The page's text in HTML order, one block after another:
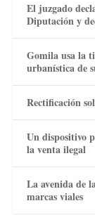
El juzgado
Diputación y
Gomila usa la
urbanística de
Rectificación
Un dispositivo
la venta ilegal
La avenida de
marcas viales